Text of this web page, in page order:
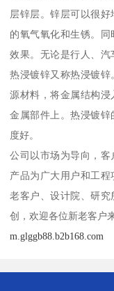
层锌层。锌层可以很
的氧气氧化和生锈。
效果。无论是行人、汽
热浸镀锌又称热浸镀
源材料，将金属结构
金属部件上。热浸镀
度好。
公司以市场为导向，客
产品为广大用户和工
老客户、设计院、研
创，欢迎各位新老客户
m.glggb88.b2b168.com